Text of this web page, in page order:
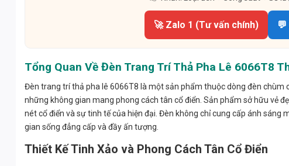
🚀 Zalo 1 (Tư vấn chính)
Tổng Quan Về Đèn Trang Trí Thả Pha Lê 6066T8
Đèn trang trí thả pha lê 6066T8 là một sản phẩm thuộc dòng đèn chùm
những không gian mang phong cách tân cổ điển. Sản phẩm sở hữu vẻ
nét cổ điển và sự tinh tế của hiện đại. Đèn không chỉ cung cấp ánh
gian sống đẳng cấp và đầy ấn tượng.
Thiết Kế Tinh Xảo và Phong Cách Tân Cổ Điển